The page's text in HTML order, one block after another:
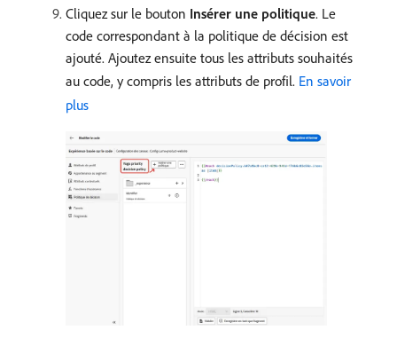
Cliquez sur le bouton Insérer une politique. Le
code correspondant à la politique de décision est
ajouté. Ajoutez ensuite tous les attributs souhaités
au code, y compris les attributs de profil. En savoir
plus